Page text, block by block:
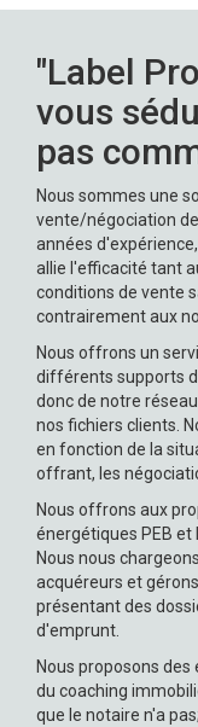
"Label
vous
pas
Nous sommes une
vente/négociation
années
allie l'efficacité tant
conditions de vente
contrairement aux
Nous offrons un
différents supports
donc de notre
nos fichiers clients.
en fonction de la
offrant, les
Nous offrons aux
énergétiques PEB et
Nous nous
acquéreurs et
présentant des
d'emprunt.
Nous proposons
du coaching
que le notaire n'a